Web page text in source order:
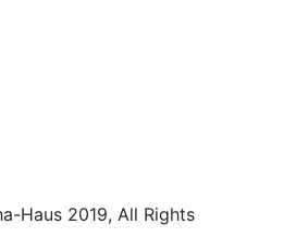
Haus 2019, All Rights